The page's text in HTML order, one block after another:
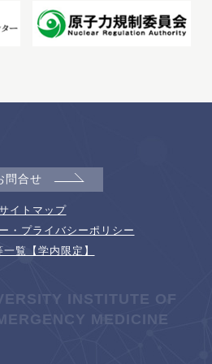
問合せ
イトマップ
・プライバシーポリシー
一覧【学内限定】
INSTITUTE OF
MEDICINE